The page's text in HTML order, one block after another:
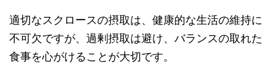
適切なスクロースの摂取は、健康的な生活の維持に
不可欠ですが、過剰摂取は避け、バランスの取れた
食事を心がけることが大切です。